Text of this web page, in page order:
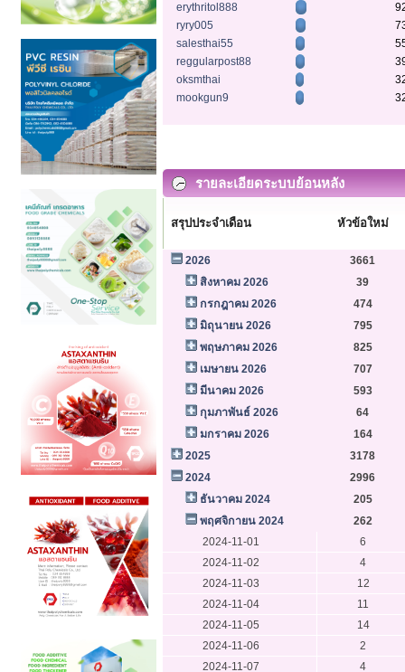
erythritol888
ryry005
salesthai55
reggularpost88
oksmthai
mookgun9
รายละเอียดระบบย้อนหลัง
สรุปประจำเดือน หัวข้อใหม่
2026
3661
สิงหาคม 2026
39
กรกฎาคม 2026
474
มิถุนายน 2026
795
พฤษภาคม 2026
825
เมษายน 2026
707
มีนาคม 2026
593
กุมภาพันธ์ 2026
64
มกราคม 2026
164
2025
3178
2024
2996
ธันวาคม 2024
205
พฤศจิกายน 2024
262
2024-11-01
6
2024-11-02
4
2024-11-03
12
2024-11-04
11
2024-11-05
14
2024-11-06
2
2024-11-07
4